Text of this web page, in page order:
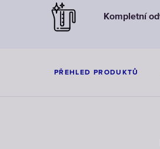
Kompletní
PŘEHLED PRODUKTŮ